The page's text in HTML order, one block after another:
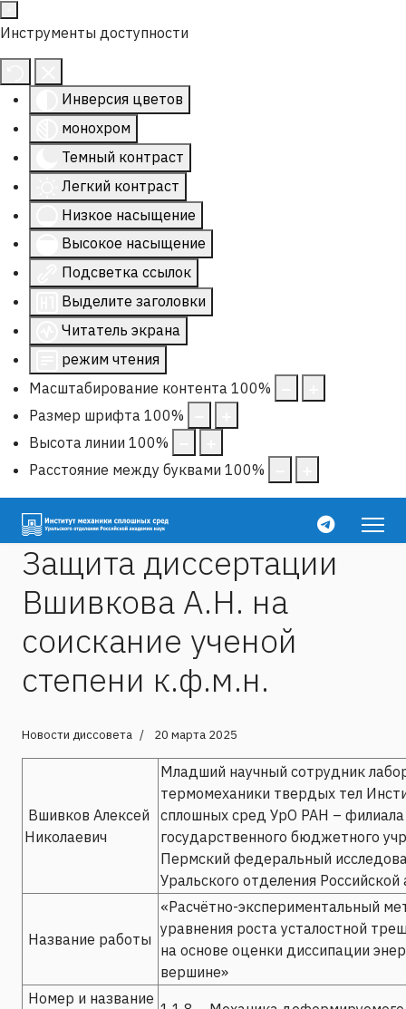
Инструменты доступности
Инверсия цветов
монохром
Темный контраст
Легкий контраст
Низкое насыщение
Высокое насыщение
Подсветка ссылок
Выделите заголовки
Читатель экрана
режим чтения
Масштабирование контента 100%
Размер шрифта 100%
Высота линии 100%
Расстояние между буквами 100%
Защита диссертации
Вшивкова А.Н. на
соискание ученой
степени к.ф.м.н.
Новости диссовета 20 марта 2025
Вшивков Алексей
Николаевич
Младший научный сотрудник
термомеханики твердых тел
сплошных сред УрО РАН –
государственного бюджетного
Пермский федеральный
Уральского отделения
Название работы
«Расчётно-экспериментальный
уравнения роста усталостной
на основе оценки диссипации
вершине»
Номер и название